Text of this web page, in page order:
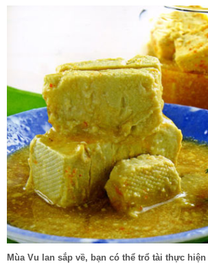
Mùa Vu lan sắp về, bạn có thể trổ tài thực